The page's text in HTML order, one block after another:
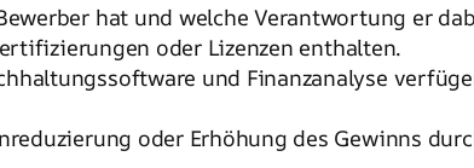
hat und welche Verantwortung er
oder Lizenzen enthalten.
und Finanzanalyse
oder Erhöhung des Gewinns